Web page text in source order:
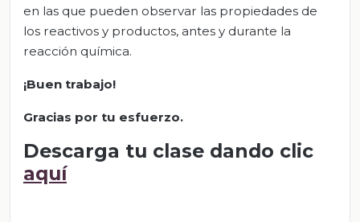
en las que pueden observar las propiedades de
los reactivos y productos, antes y durante la
reacción química.
¡Buen trabajo!
Gracias por tu esfuerzo.
Descarga tu clase dando clic
aquí